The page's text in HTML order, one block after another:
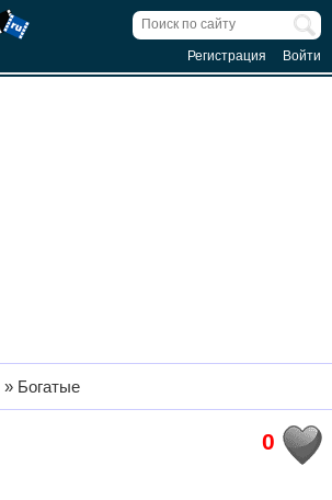
Регистрация Войти
» Богатые
0